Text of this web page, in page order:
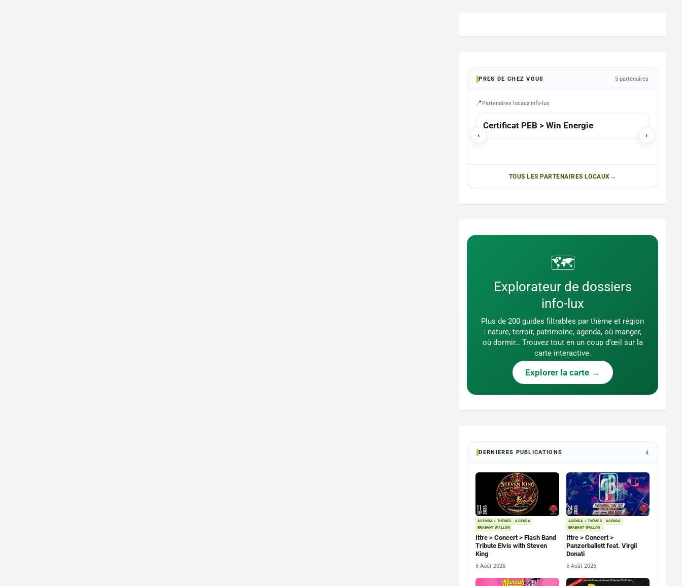
PRES DE CHEZ VOUS 5 partenaires
Partenaires locaux info-lux
‹ ›
Certificat PEB > Win Energie
TOUS LES PARTENAIRES LOCAUX
🗺️
Explorateur de dossiers
info-lux
Plus de 200 guides filtrables par thème et région
: nature, terroir, patrimoine, agenda, où manger,
où dormir… Trouvez tout en un coup d’œil sur la
carte interactive.
Explorer la carte →
DERNIERES PUBLICATIONS 4
AGENDA > THÈMES
AGENDA
BRABANT WALLON
Ittre > Concert > Flash Band
Tribute Elvis with Steven
King
5 Août 2026
AGENDA > THÈMES
AGENDA
BRABANT WALLON
Ittre > Concert >
Panzerballett feat. Virgil
Donati
5 Août 2026